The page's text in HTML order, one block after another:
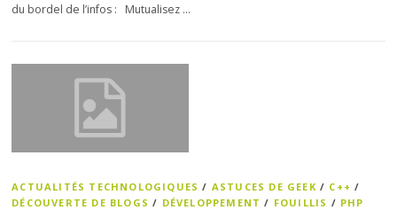
du bordel de l’infos : Mutualisez …
ACTUALITÉS TECHNOLOGIQUES / ASTUCES DE GEEK / C++ /
DÉCOUVERTE DE BLOGS / DÉVELOPPEMENT / FOUILLIS / PHP